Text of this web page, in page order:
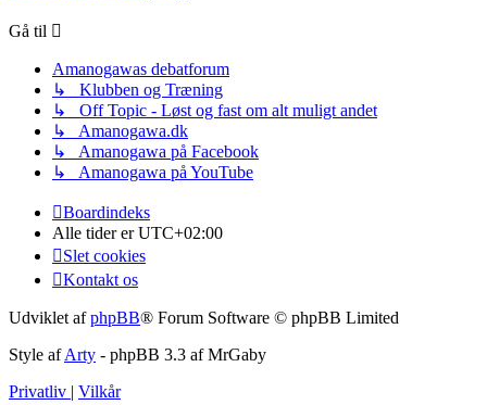
Gå til
Amanogawas debatforum
↳ Klubben og Træning
↳ Off Topic - Løst og fast om alt muligt andet
↳ Amanogawa.dk
↳ Amanogawa på Facebook
↳ Amanogawa på YouTube
Boardindeks
Alle tider erUTC+02:00
Slet cookies
Kontakt os
Udviklet afphpBB® Forum Software © phpBB Limited
Style afArty - phpBB 3.3 af MrGaby
Privatliv | Vilkår